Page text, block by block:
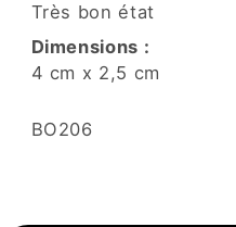
Très bon état
Dimensions :
4 cm x 2,5 cm
SKU:
BO206